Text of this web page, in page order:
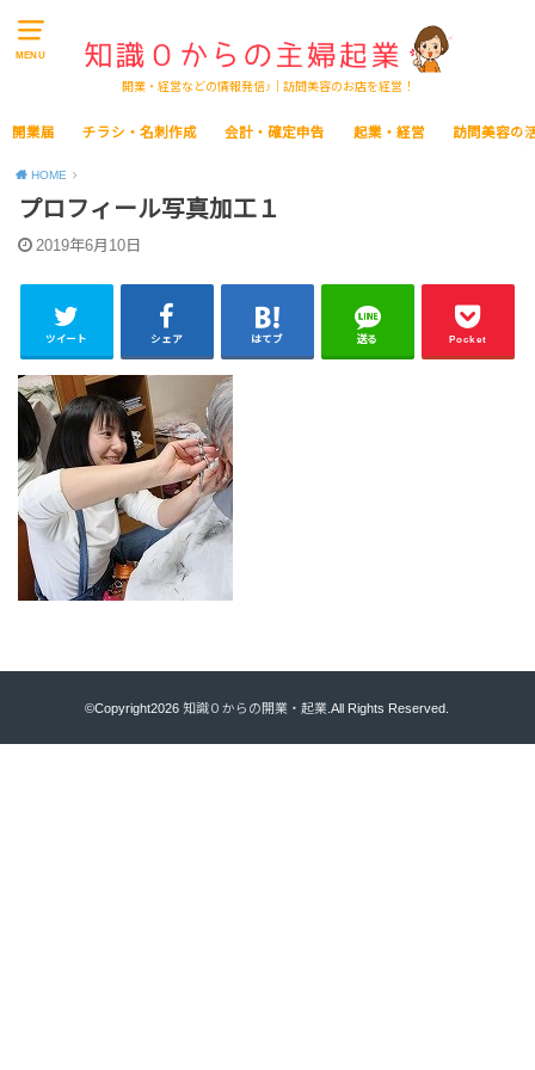
MENU
開業・経営などの情報発信♪｜訪問美容のお店を経営！
開業届 チラシ・名刺作成 会計・確定申告 起業・経営 訪問美容の
HOME
プロフィール写真加工１
2019年6月10日
ツイート シェア はてブ 送る Pocket
©Copyright2026知識０からの開業・起業 .All Rights Reserved.